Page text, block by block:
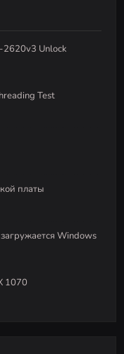
2620v3 Unlock
Test
платы
Windows
1070